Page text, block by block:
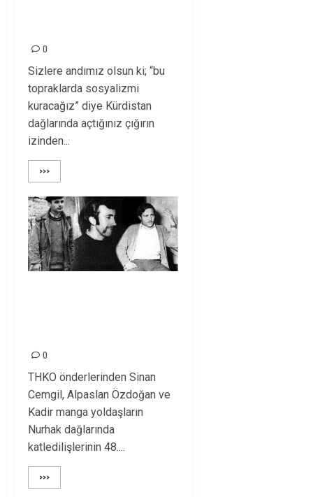
0
Sizlere andımız olsun ki; “bu
topraklarda sosyalizmi
kuracağız” diye Kürdistan
dağlarında açtığınız çığırın
izinden...
>>>
0
THKO önderlerinden Sinan
Cemgil, Alpaslan Özdoğan ve
Kadir manga yoldaşların
Nurhak dağlarında
katledilişlerinin 48....
>>>